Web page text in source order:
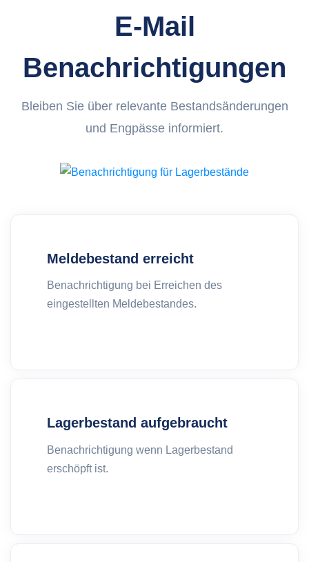
E-Mail
Benachrichtigungen
Bleiben Sie über relevante Bestandsänderungen
und Engpässe informiert.
Meldebestand erreicht
Benachrichtigung bei Erreichen des
eingestellten Meldebestandes.
Lagerbestand aufgebraucht
Benachrichtigung wenn Lagerbestand
erschöpft ist.